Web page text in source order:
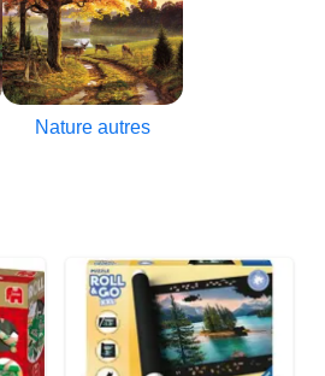
Nature autres